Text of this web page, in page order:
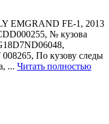
EMGRAND FE-1, 2013
№ кузова
По кузову следы
... Читать полностью